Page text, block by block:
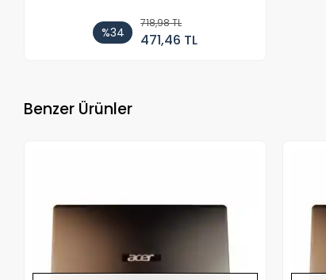
%34
718,98 TL
471,46 TL
Benzer Ürünler